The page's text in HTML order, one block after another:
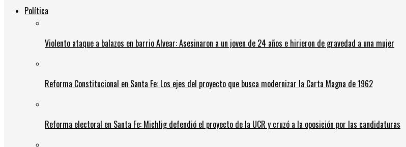
Política
Violento ataque a balazos en barrio Alvear: Asesinaron a un joven de 24 años e hirieron de gravedad a una mujer
Reforma Constitucional en Santa Fe: Los ejes del proyecto que busca modernizar la Carta Magna de 1962
Reforma electoral en Santa Fe: Michlig defendió el proyecto de la UCR y cruzó a la oposición por las candidaturas